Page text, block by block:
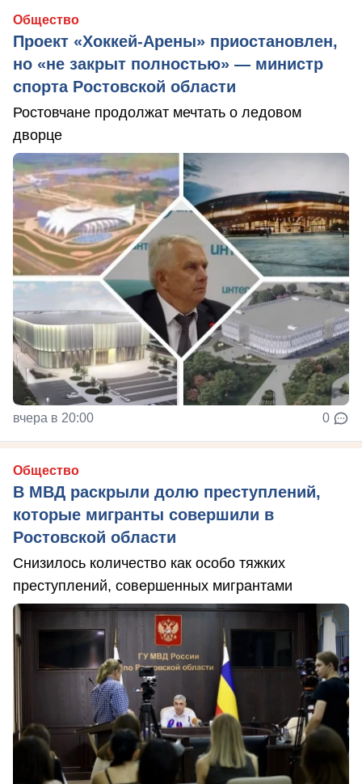
Общество
Проект «Хоккей-Арены» приостановлен,
но «не закрыт полностью» — министр
спорта Ростовской области
Ростовчане продолжат мечтать о ледовом
дворце
вчера в 20:00 0
Общество
В МВД раскрыли долю преступлений,
которые мигранты совершили в
Ростовской области
Снизилось количество как особо тяжких
преступлений, совершенных мигрантами